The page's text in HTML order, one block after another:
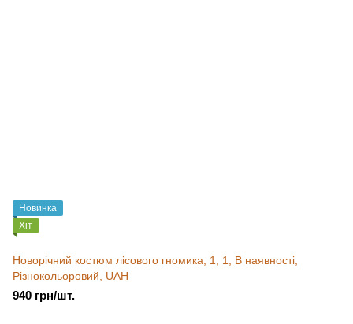
Новинка
Хіт
Новорічний костюм лісового гномика, 1, 1, В наявності,
Різнокольоровий, UAH
940 грн/шт.